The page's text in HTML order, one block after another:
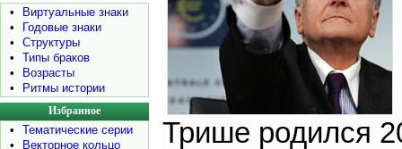
•
Виртуальные знаки
•
Годовые знаки
•
Структуры
•
Типы браков
•
Возрасты
•
Ритмы истории
Избранное
•
Тематические серии
•
Векторное кольцо
Трише родился